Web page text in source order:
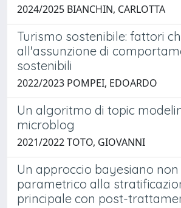
2024/2025 BIANCHIN, CARLOTTA
Turismo sostenibile: fattori
all'assunzione di
sostenibili
2022/2023 POMPEI, EDOARDO
Un algoritmo di topic
microblog
2021/2022 TOTO, GIOVANNI
Un approccio bayesiano non
parametrico alla
principale con post-